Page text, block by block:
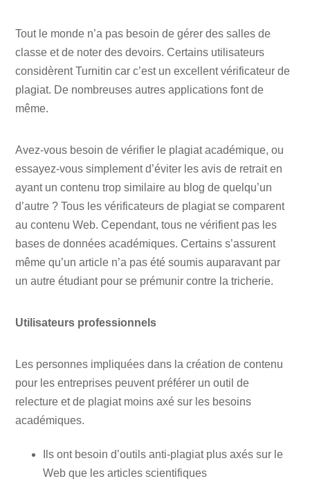
Tout le monde n’a pas besoin de gérer des salles de
classe et de noter des devoirs. Certains utilisateurs
considèrent Turnitin car c’est un excellent vérificateur de
plagiat. De nombreuses autres applications font de
même.
Avez-vous besoin de vérifier le plagiat académique, ou
essayez-vous simplement d’éviter les avis de retrait en
ayant un contenu trop similaire au blog de quelqu’un
d’autre ? Tous les vérificateurs de plagiat se comparent
au contenu Web. Cependant, tous ne vérifient pas les
bases de données académiques. Certains s’assurent
même qu’un article n’a pas été soumis auparavant par
un autre étudiant pour se prémunir contre la tricherie.
Utilisateurs professionnels
Les personnes impliquées dans la création de contenu
pour les entreprises peuvent préférer un outil de
relecture et de plagiat moins axé sur les besoins
académiques.
Ils ont besoin d’outils anti-plagiat plus axés sur le
Web que les articles scientifiques